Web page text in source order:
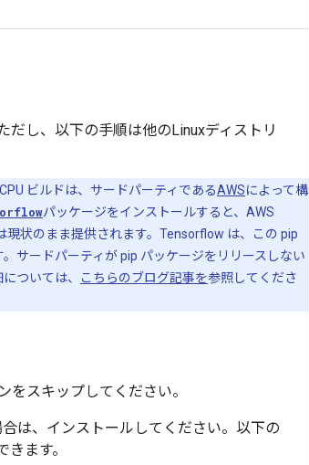
だし、以下の手順は他のLinuxディストリ
ビルドは、サードパーティであるAWSによって構
パッケージをインストールすると、AWS
状のまま提供されます。Tensorflow は、この pip
サードパーティが pip パッケージをリリースしない
ついては、
こちらのブログ記事を参照してくださ
をスキップしてください。
は、インストールしてください。以下の
ます。